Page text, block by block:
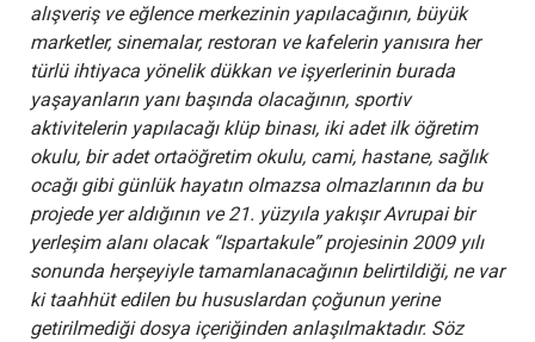
alışveriş ve eğlence merkezinin yapılacağının, büyük
marketler, sinemalar, restoran ve kafelerin yanısıra her
türlü ihtiyaca yönelik dükkan ve işyerlerinin burada
yaşayanların yanı başında olacağının, sportiv
aktivitelerin yapılacağı klüp binası, iki adet ilk öğretim
okulu, bir adet ortaöğretim okulu, cami, hastane, sağlık
ocağı gibi günlük hayatın olmazsa olmazlarının da bu
projede yer aldığının ve 21. yüzyıla yakışır Avrupai bir
yerleşim alanı olacak “Ispartakule” projesinin 2009 yılı
sonunda herşeyiyle tamamlanacağının belirtildiği, ne var
ki taahhüt edilen bu hususlardan çoğunun yerine
getirilmediği dosya içeriğinden anlaşılmaktadır. Söz